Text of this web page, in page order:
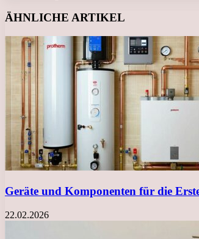
ÄHNLICHE ARTIKEL
Geräte und Komponenten für die
22.02.2026